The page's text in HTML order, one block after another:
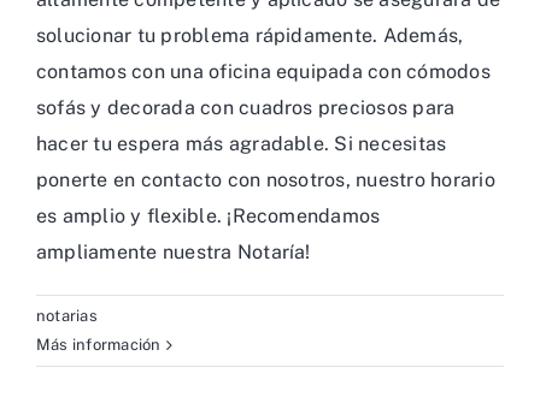
solucionar tu problema rápidamente. Además,
contamos con una oficina equipada con cómodos
sofás y decorada con cuadros preciosos para
hacer tu espera más agradable. Si necesitas
ponerte en contacto con nosotros, nuestro horario
es amplio y flexible. ¡Recomendamos
ampliamente nuestra Notaría!
notarias
Más información